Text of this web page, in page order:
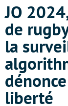
JO
de
la
liberté